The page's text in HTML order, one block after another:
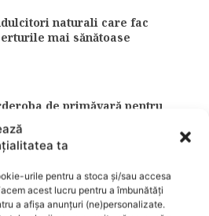
ta
urile pentru a stoca și/sau accesa
acest lucru pentru a îmbunătăți
a afișa anunțuri (ne)personalizate.
naturali care fac
mai sănătoase
de primăvară pentru